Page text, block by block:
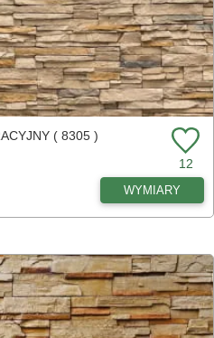
( 8305 )
12
WYMIARY